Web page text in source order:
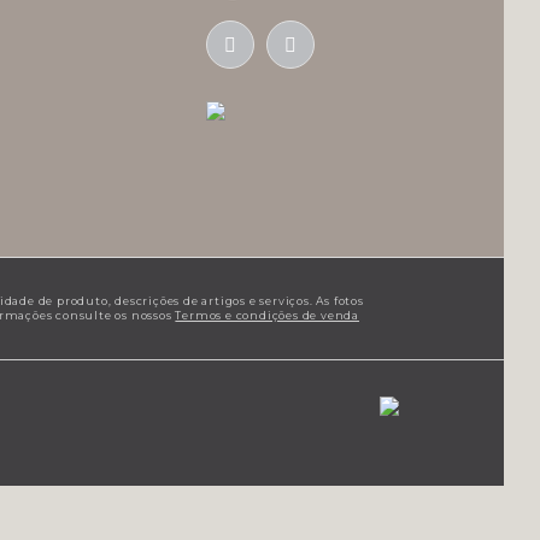
de produto, descrições de artigos e serviços. As fotos
consulte os nossosTermos e condições de venda